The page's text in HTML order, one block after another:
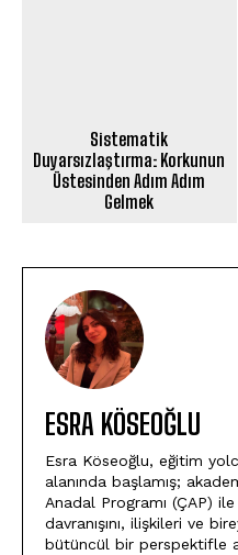
Sistematik
Duyarsızlaştırma: Korkunun
Üstesinden Adım Adım
Gelmek
ESRA KÖSEOĞLU
Esra Köseoğlu, eğitim
alanında başlamış;
Anadal Programı (ÇAP)
davranışını, ilişkileri ve
bütüncül bir perspektifle